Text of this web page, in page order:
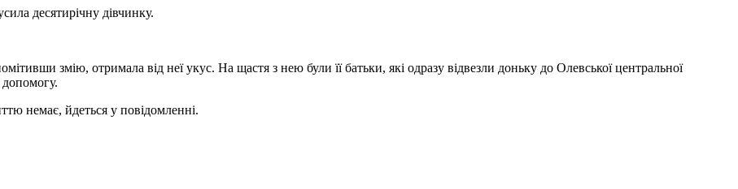
десятирічну дівчинку.
змію, отримала від неї укус. На щастя з нею були її батьки, які одразу відвезли доньку до Олевської центральної
допомогу.
немає, йдеться у повідомленні.